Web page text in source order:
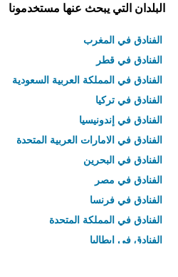
البلدان التي يبحث عنها مستخدمونا
الفنادق في المغرب
الفنادق في قطر
الفنادق في المملكة العربية السعودية
الفنادق في تركيا
الفنادق في إندونيسيا
الفنادق في الامارات العربية المتحدة
الفنادق في البحرين
الفنادق في مصر
الفنادق في فرنسا
الفنادق في المملكة المتحدة
الفنادق في إيطاليا